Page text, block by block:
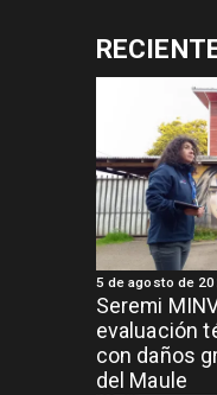
Seremi
evaluación
con daños
del Maule
5 de agosto de